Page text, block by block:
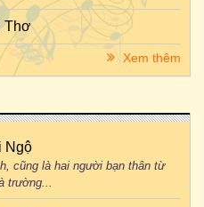
Thơ
Xem thêm
Ngộ
cũng là hai người bạn thân từ
trường...